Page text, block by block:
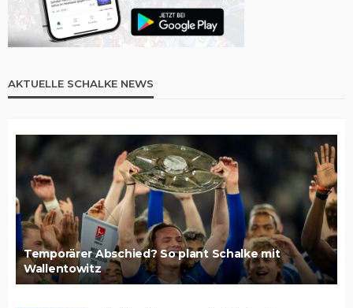
AKTUELLE SCHALKE NEWS
Temporärer Abschied? So plant Schalke mit
Wallentowitz